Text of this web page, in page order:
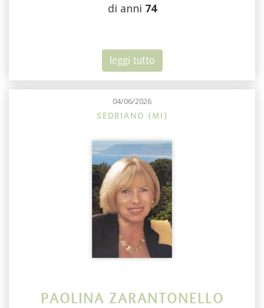
di anni 74
leggi tutto
04/06/2026
SEDRIANO (MI)
PAOLINA ZARANTONELLO